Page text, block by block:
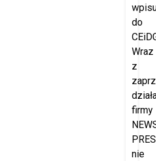
do
Wraz
z
firmy
nie